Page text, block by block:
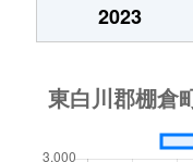
2023